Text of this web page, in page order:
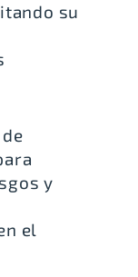
su
y
el